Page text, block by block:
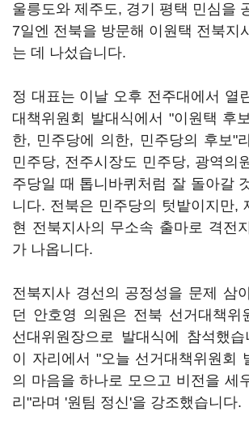
울릉도와 제주도, 경기 평택 민심을
7일엔 전북을 방문해 이원택 전북지
는 데 나섰습니다.
정 대표는 이날 오후 전주대에서 열
대책위원회 발대식에서 "이원택 후
한, 민주당에 의한, 민주당의 후보"
민주당, 전주시장도 민주당, 광역의
주당일 때 톱니바퀴처럼 잘 돌아갈
니다. 전북은 민주당의 텃밭이지만,
현 전북지사의 무소속 출마로 격전
가 나옵니다.
전북지사 경선의 공정성을 문제 삼
던 안호영 의원은 전북 선거대책위
선대위원장으로 발대식에 참석했
이 자리에서 "오늘 선거대책위원회
의 마음을 하나로 모으고 비전을 세
리"라며 '원팀 정신'을 강조했습니다.